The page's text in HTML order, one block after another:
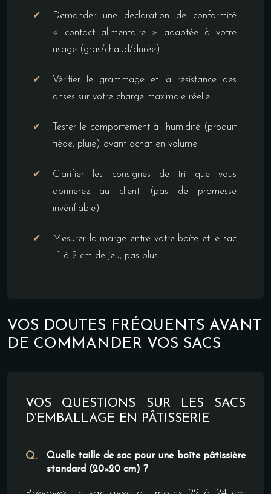
Demander une déclaration de conformité
« contact alimentaire » adaptée à votre
usage (gras/chaud/durée)
Vérifier le grammage et la résistance des
anses sur votre charge maximale réelle
Tester le comportement à l’humidité (produit
tiède, pluie) avant achat en volume
Clarifier les consignes de tri que vous
donnerez au client (pas de promesse
invérifiable)
Mesurer la marge entre votre boîte et le sac
: 1 à 2 cm de jeu, pas plus
VOS DOUTES FRÉQUENTS AVANT
DE COMMANDER VOS SACS
VOS QUESTIONS SUR LES SACS
D’EMBALLAGE EN PÂTISSERIE
Quelle taille de sac pour une boîte pâtissière
standard (20×20 cm) ?